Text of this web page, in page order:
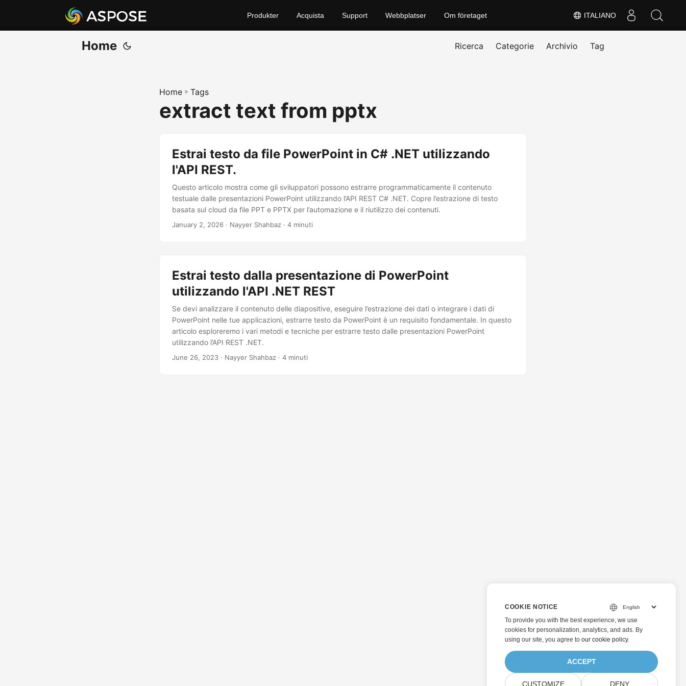
ITALIANO
Produkter Acquista Support Webbplatser Om företaget
Home Ricerca Categorie Archivio Tag
Home » Tags
extract text from pptx
Estrai testo da file PowerPoint in C# .NET utilizzando
l'API REST.
Questo articolo mostra come gli sviluppatori possono estrarre programmaticamente il contenuto
testuale dalle presentazioni PowerPoint utilizzando l’API REST C# .NET. Copre l’estrazione di testo
basata sul cloud da file PPT e PPTX per l’automazione e il riutilizzo dei contenuti.
January 2, 2026 · Nayyer Shahbaz · 4 minuti
Estrai testo dalla presentazione di PowerPoint
utilizzando l'API .NET REST
Se devi analizzare il contenuto delle diapositive, eseguire l’estrazione dei dati o integrare i dati di
PowerPoint nelle tue applicazioni, estrarre testo da PowerPoint è un requisito fondamentale. In questo
articolo esploreremo i vari metodi e tecniche per estrarre testo dalle presentazioni PowerPoint
utilizzando l’API REST .NET.
June 26, 2023 · Nayyer Shahbaz · 4 minuti
COOKIE NOTICE
To provide you with the best experience, we use
cookies for personalization, analytics, and ads. By
using our site, you agree to our cookie policy.
ACCEPT
CUSTOMIZE DENY